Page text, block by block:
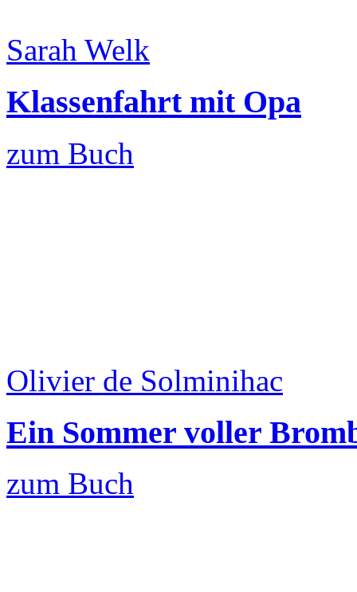
Sarah Welk
Klassenfahrt mit Opa
zum Buch
Olivier de Solminihac
Ein Sommer voller
zum Buch